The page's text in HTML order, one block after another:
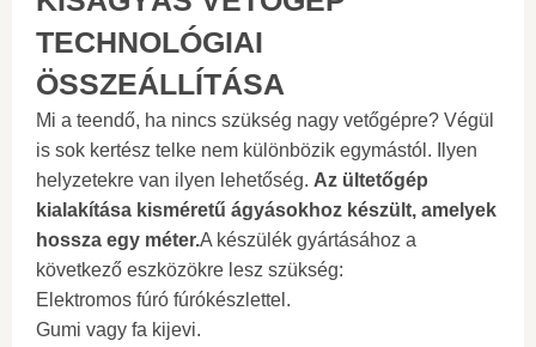
TECHNOLÓGIAI
ÖSSZEÁLLÍTÁSA
Mi a teendő, ha nincs szükség nagy vetőgépre? Végül
is sok kertész telke nem különbözik egymástól. Ilyen
helyzetekre van ilyen lehetőség. Az ültetőgép
kialakítása kisméretű ágyásokhoz készült, amelyek
hossza egy méter.A készülék gyártásához a
következő eszközökre lesz szükség:
Elektromos fúró fúrókészlettel.
Gumi vagy fa kijevi.